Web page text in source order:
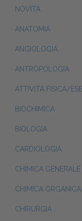
NOVITÀ
ANATOMIA
ANGIOLOGIA
ANTROPOLOGIA
ATTIVITÀ FISICA/
BIOCHIMICA
BIOLOGIA
CARDIOLOGIA
CHIMICA
CHIMICA ORGANICA
CHIRURGIA